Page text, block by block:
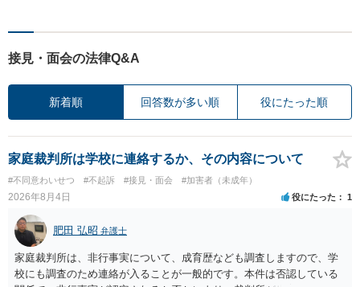
接見・面会の法律Q&A
新着順 回答数が多い順 役にたった順
家庭裁判所は学校に連絡するか、その内容について
#不同意わいせつ #不起訴 #接見・面会 #加害者（未成年）
2026年8月4日 役にたった 1
肥田 弘昭 弁護士
家庭裁判所は、非行事実について、成育歴なども調査しますので、学
校にも調査のため連絡が入ることが一般的です。本件は否認している